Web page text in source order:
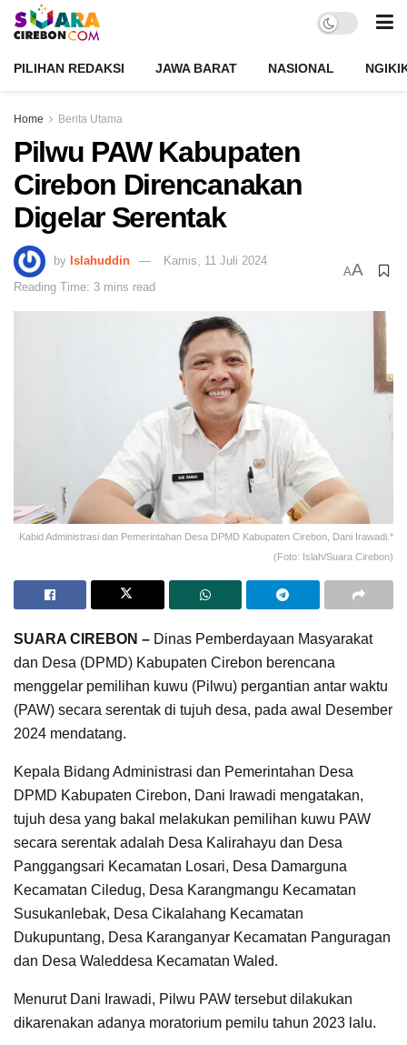
PILIHAN REDAKSI JAWA BARAT NASIONAL
Home Berita Utama
Pilwu PAW Kabupaten
Cirebon Direncanakan
Digelar Serentak
by Islahuddin
Kamis, 11 Juli 2024
Reading Time: 3 mins read
AA
Kabid Administrasi dan Pemerintahan Desa DPMD Kabupaten Cirebon, Dani Irawadi.*
(Foto: Islah/Suara Cirebon)
SUARA CIREBON – Dinas Pemberdayaan Masyarakat
dan Desa (DPMD) Kabupaten Cirebon berencana
menggelar pemilihan kuwu (Pilwu) pergantian antar waktu
(PAW) secara serentak di tujuh desa, pada awal Desember
2024 mendatang.
Kepala Bidang Administrasi dan Pemerintahan Desa
DPMD Kabupaten Cirebon, Dani Irawadi mengatakan,
tujuh desa yang bakal melakukan pemilihan kuwu PAW
secara serentak adalah Desa Kalirahayu dan Desa
Panggangsari Kecamatan Losari, Desa Damarguna
Kecamatan Ciledug, Desa Karangmangu Kecamatan
Susukanlebak, Desa Cikalahang Kecamatan
Dukupuntang, Desa Karanganyar Kecamatan Panguragan
dan Desa Waleddesa Kecamatan Waled.
Menurut Dani Irawadi, Pilwu PAW tersebut dilakukan
dikarenakan adanya moratorium pemilu tahun 2023 lalu.